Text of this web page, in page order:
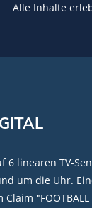
Alle Inhalte
6 linearen TV-
um die Uhr.